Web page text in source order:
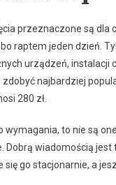
przeznaczone są dla
raptem jeden dzień.
urządzeń, instalacji
zdobyć najbardziej
280 zł.
wymagania, to nie są
Dobrą wiadomością
się go stacjonarnie, a